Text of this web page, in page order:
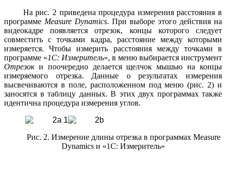
На рис. 2 приведена процедура измерения расстояния в
программе Measure Dynamics. При выборе этого действия на
видеокадре появляется отрезок, концы которого следует
совместить с точками кадра, расстояние между которыми
измеряется. Чтобы измерить расстояния между точками в
программе «1С: Измеритель», в меню выбирается инструмент
Отрезок и поочередно делается щелчок мышью на концы
измеряемого отрезка. Данные о результатах измерения
высвечиваются в поле, расположенном под меню (рис. 2) и
заносятся в таблицу данных. В этих двух программах также
идентична процедура измерения углов.
Рис. 2. Измерение длины отрезка в программах Measure
Dynamicsи «1С: Измеритель»